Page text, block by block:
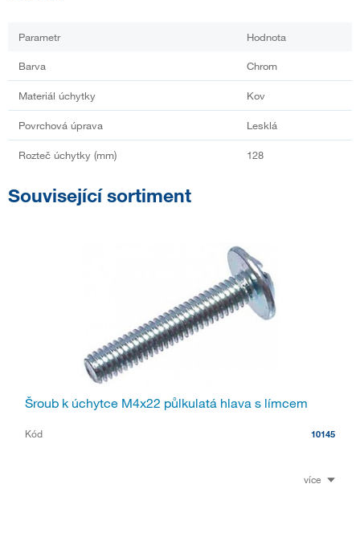
Parametr Hodnota
Barva Chrom
Materiál úchytky Kov
Povrchová úprava Lesklá
Rozteč úchytky (mm) 128
Související sortiment
Šroub k úchytce M4x22 půlkulatá hlava s límcem
Kód 10145
více